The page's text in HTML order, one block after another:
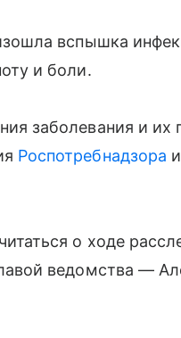
вспышка
и боли.
заболевания и их
Роспотребнадзора
о ходе
ведомства —